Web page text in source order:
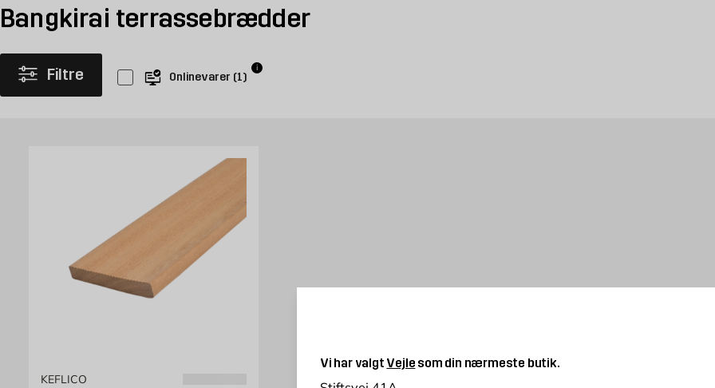
Vi har valgt Vejle som din nærmeste butik.
Bangkirai terrassebrædder
Filtre Onlinevarer (1)
i
KEFLICO